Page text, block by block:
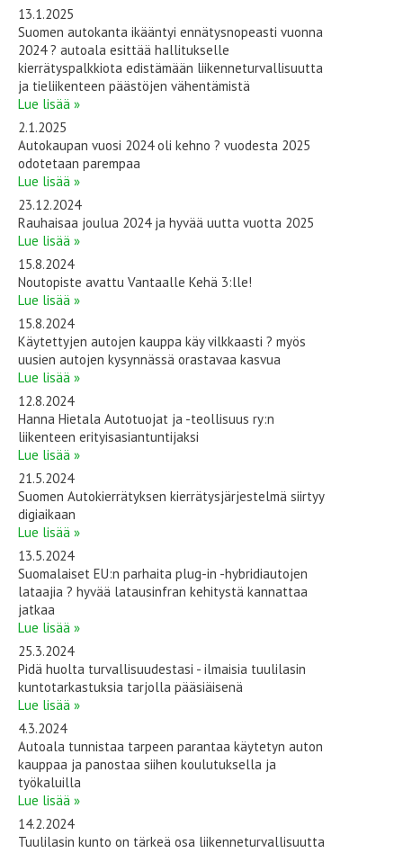
13.1.2025
Suomen autokanta ikääntyi ennätysnopeasti vuonna
2024 ? autoala esittää hallitukselle
kierrätyspalkkiota edistämään liikenneturvallisuutta
ja tieliikenteen päästöjen vähentämistä
Lue lisää »
2.1.2025
Autokaupan vuosi 2024 oli kehno ? vuodesta 2025
odotetaan parempaa
Lue lisää »
23.12.2024
Rauhaisaa joulua 2024 ja hyvää uutta vuotta 2025
Lue lisää »
15.8.2024
Noutopiste avattu Vantaalle Kehä 3:lle!
Lue lisää »
15.8.2024
Käytettyjen autojen kauppa käy vilkkaasti ? myös
uusien autojen kysynnässä orastavaa kasvua
Lue lisää »
12.8.2024
Hanna Hietala Autotuojat ja -teollisuus ry:n
liikenteen erityisasiantuntijaksi
Lue lisää »
21.5.2024
Suomen Autokierrätyksen kierrätysjärjestelmä siirtyy
digiaikaan
Lue lisää »
13.5.2024
Suomalaiset EU:n parhaita plug-in -hybridiautojen
lataajia ? hyvää latausinfran kehitystä kannattaa
jatkaa
Lue lisää »
25.3.2024
Pidä huolta turvallisuudestasi - ilmaisia tuulilasin
kuntotarkastuksia tarjolla pääsiäisenä
Lue lisää »
4.3.2024
Autoala tunnistaa tarpeen parantaa käytetyn auton
kauppaa ja panostaa siihen koulutuksella ja
työkaluilla
Lue lisää »
14.2.2024
Tuulilasin kunto on tärkeä osa liikenneturvallisuutta